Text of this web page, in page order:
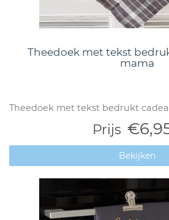
Theedoek met tekst
mama
Theedoek met tekst bedrukt
Prijs
Bekijken